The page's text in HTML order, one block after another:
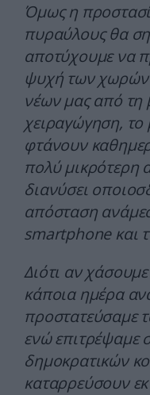
Όμως η
πυραύλους θα
αποτύχουμε να
ψυχή των χωρών
νέων μας από τη
χειραγώγηση,
φτάνουν
πολύ μικρότερη
διανύσει
απόσταση
smartphone και
Διότι αν
κάποια ημέρα
προστατεύσαμε
ενώ επιτρέψαμε
δημοκρατικών
καταρρεύσουν